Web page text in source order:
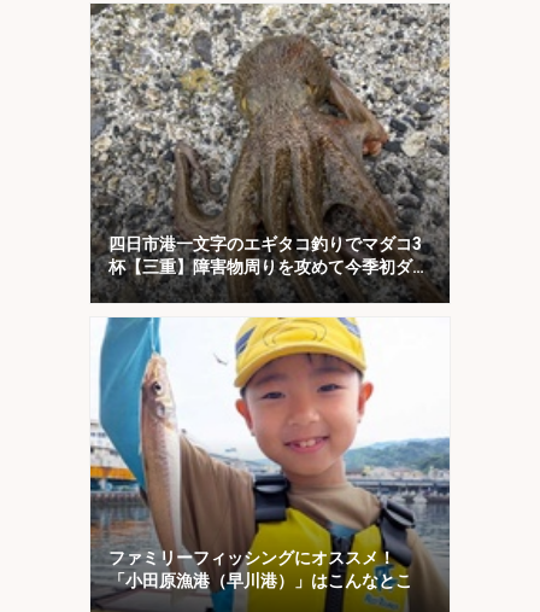
四日市港一文字のエギタコ釣りでマダコ3
杯【三重】障害物周りを攻めて今季初ダコ
をキャッチ！
ファミリーフィッシングにオススメ！
「小田原漁港（早川港）」はこんなとこ